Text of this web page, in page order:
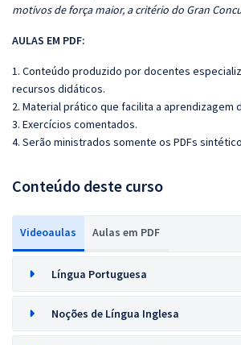
motivos de força maior, a critério do Gran
AULAS EM PDF:
1. Conteúdo produzido por docentes
recursos didáticos.
2. Material prático que facilita a aprendizagem
3. Exercícios comentados.
4. Serão ministrados somente os PDFs
Conteúdo deste curso
Videoaulas Aulas em PDF
Língua Portuguesa
Noções de Língua Inglesa